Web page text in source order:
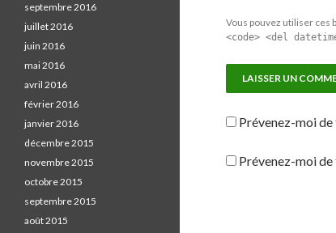
Vous pouvez utiliser ces
<code> <del
Prévenez-moi
Prévenez-moi
septembre 2016
juillet 2016
juin 2016
mai 2016
avril 2016
février 2016
janvier 2016
décembre 2015
novembre 2015
octobre 2015
septembre 2015
août 2015